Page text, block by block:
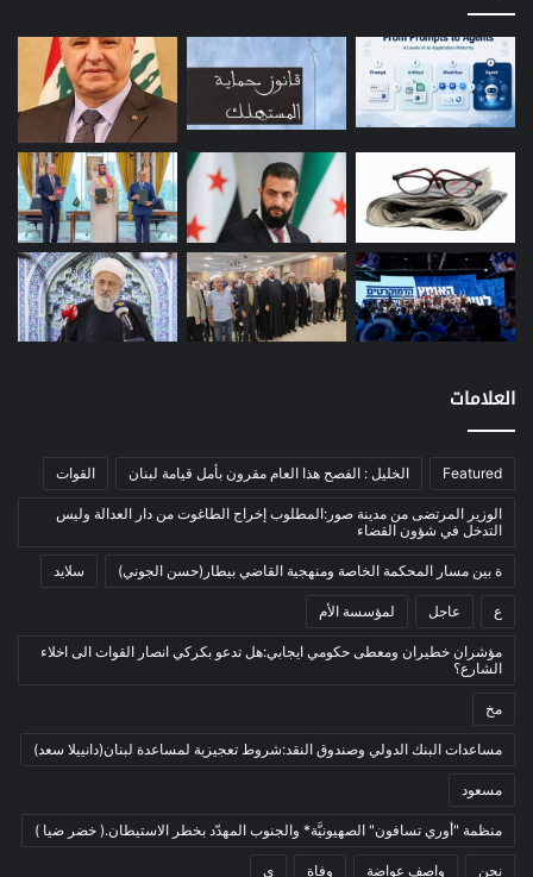
إعمار
(3)
بيئة
(16)
دراسة
(24)
(12)
مصارف
(168)
معادن
(1)
موازنة
(4)
نفط
(91)
اتصالات
(26)
الرئيسية
العالم العربي
المحكمة الخاصة
بيئة
أدب وشعر
إعلام
بروفايل
في مثل هذا اليوم
(79)
العلامات
Featured الخليل : الفصح هذا العام مقرون بأمل قيامة لبنان القوات
الوزير المرتضى من مدينة صور:المطلوب إخراج الطاغوت من دار العدالة وليس
التدخل في شؤون القضاء
ة بين مسار المحكمة الخاصة ومنهجية القاضي بيطار(حسن الجوني) سلايد
ع عاجل لمؤسسة الأم
مؤشران خطيران ومعطى حكومي ايجابي:هل تدعو بكركي انصار القوات الى اخلاء
الشارع؟
مخ
مساعدات البنك الدولي وصندوق النقد:شروط تعجيزية لمساعدة لبنان(دانييلا سعد)
مسعود
منظمة "أوري تسافون" الصهيونيَّة* والجنوب المهدّد بخطر الاستيطان.( خضر ضيا )
نحن واصف عواضة وفاة ي